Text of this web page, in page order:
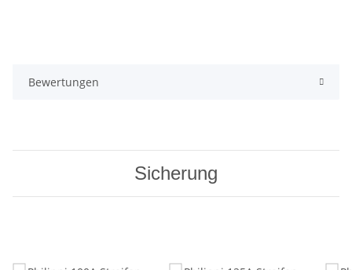
Bewertungen
Sicherung